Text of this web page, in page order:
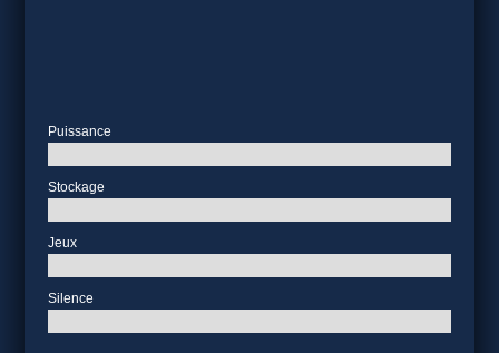
Puissance
Stockage
Jeux
Silence